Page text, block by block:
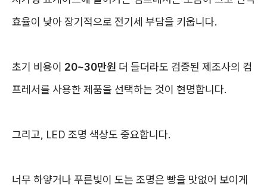
효율이 낮아 장기적으로 전기세 부담을 키웁니다.
초기 비용이 20~30만원 더 들더라도 검증된 제조사의 컴
프레서를 사용한 제품을 선택하는 것이 현명합니다.
그리고, LED 조명 색상도 중요합니다.
너무 하얗거나 푸른빛이 도는 조명은 빵을 맛없어 보이게